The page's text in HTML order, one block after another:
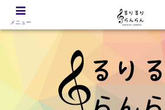
メニュー